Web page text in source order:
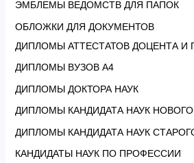
ЭМБЛЕМЫ ВЕДОМСТВ ДЛЯ ПАПОК
ОБЛОЖКИ ДЛЯ ДОКУМЕНТОВ
ДИПЛОМЫ АТТЕСТАТОВ ДОЦЕНТА И
ДИПЛОМЫ ВУЗОВ А4
ДИПЛОМЫ ДОКТОРА НАУК
ДИПЛОМЫ КАНДИДАТА НАУК
ДИПЛОМЫ КАНДИДАТА НАУК
КАНДИДАТЫ НАУК ПО ПРОФЕССИИ